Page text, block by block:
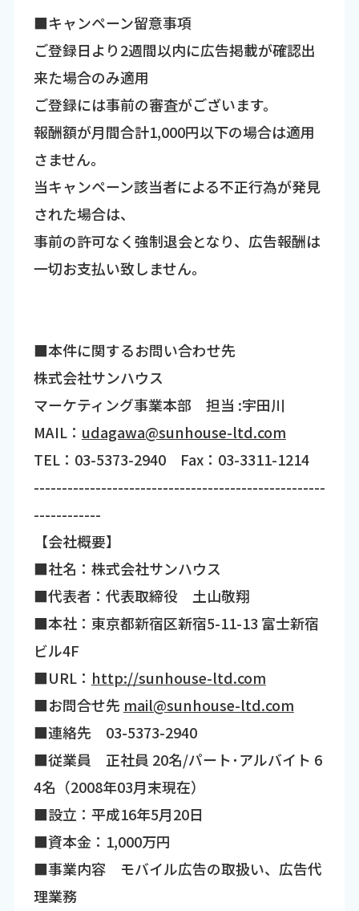
■キャンペーン留意事項
ご登録日より2週間以内に広告掲載が確認出
来た場合のみ適用
ご登録には事前の審査がございます。
報酬額が月間合計1,000円以下の場合は適用
さません。
当キャンペーン該当者による不正行為が発見
された場合は、
事前の許可なく強制退会となり、広告報酬は
一切お支払い致しません。
■本件に関するお問い合わせ先
株式会社サンハウス
マーケティング事業本部 担当 :宇田川
MAIL： udagawa@sunhouse-ltd.com
TEL：03-5373-2940 Fax：03-3311-1214
----------------------------------------------------
------------
【会社概要】
■社名：株式会社サンハウス
■代表者：代表取締役 土山敬翔
■本社：東京都新宿区新宿5-11-13 富士新宿
ビル4F
■URL： http://sunhouse-ltd.com
■お問合せ先 mail@sunhouse-ltd.com
■連絡先 03-5373-2940
■従業員 正社員 20名/パート･アルバイト 6
4名（2008年03月末現在）
■設立：平成16年5月20日
■資本金：1,000万円
■事業内容 モバイル広告の取扱い、広告代
理業務